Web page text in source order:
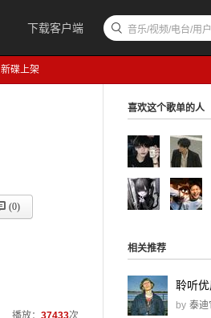
下载客户端 音乐/视频/电台/用户
新碟上架